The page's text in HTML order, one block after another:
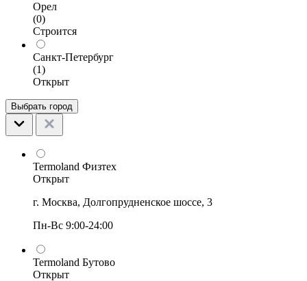
Орел
(0)
Строится
Санкт-Петербург
(1)
Открыт
Выбрать город
Termoland Физтех
Открыт
г. Москва, Долгопрудненское шоссе, 3
Пн-Вс 9:00-24:00
Termoland Бутово
Открыт